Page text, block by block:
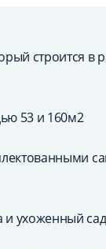
строится в
53 и 160м2
ухоженный